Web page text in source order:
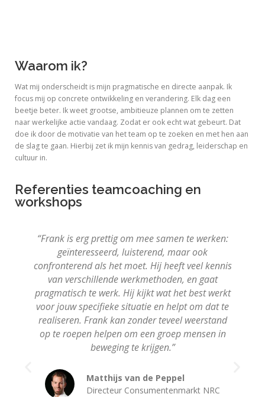
Waarom ik?
Wat mij onderscheidt is mijn pragmatische en directe aanpak. Ik
focus mij op concrete ontwikkeling en verandering. Elk dag een
beetje beter. Ik weet grootse, ambitieuze plannen om te zetten
naar werkelijke actie vandaag. Zodat er ook echt wat gebeurt. Dat
doe ik door de motivatie van het team op te zoeken en met hen aan
de slag te gaan. Hierbij zet ik mijn kennis van gedrag, leiderschap en
cultuur in.
Referenties teamcoaching en
workshops
“Frank is erg prettig om mee samen te werken:
geïnteresseerd, luisterend, maar ook
confronterend als het moet. Hij heeft veel kennis
van verschillende werkmethoden, en gaat
pragmatisch te werk. Hij kijkt wat het best werkt
voor jouw specifieke situatie en helpt om dat te
realiseren. Frank kan zonder teveel weerstand
op te roepen helpen om een groep mensen in
beweging te krijgen.”
Matthijs van de Peppel
Directeur Consumentenmarkt NRC